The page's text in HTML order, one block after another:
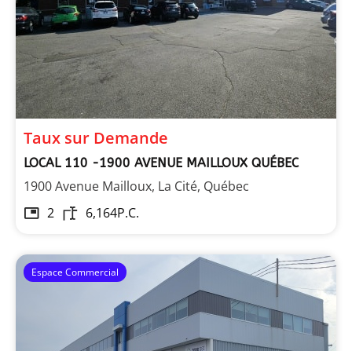
Taux sur Demande
LOCAL 110 -1900 AVENUE MAILLOUX QUÉBEC
1900 Avenue Mailloux, La Cité, Québec
2
6,164P.C.
Espace Commercial